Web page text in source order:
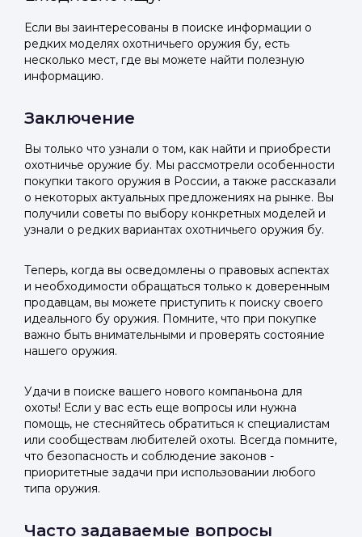
Если вы заинтересованы в поиске информации о
редких моделях охотничьего оружия бу, есть
несколько мест, где вы можете найти полезную
информацию.
Заключение
Вы только что узнали о том, как найти и приобрести
охотничье оружие бу. Мы рассмотрели особенности
покупки такого оружия в России, а также рассказали
о некоторых актуальных предложениях на рынке. Вы
получили советы по выбору конкретных моделей и
узнали о редких вариантах охотничьего оружия бу.
Теперь, когда вы осведомлены о правовых аспектах
и необходимости обращаться только к доверенным
продавцам, вы можете приступить к поиску своего
идеального бу оружия. Помните, что при покупке
важно быть внимательными и проверять состояние
нашего оружия.
Удачи в поиске вашего нового компаньона для
охоты! Если у вас есть еще вопросы или нужна
помощь, не стесняйтесь обратиться к специалистам
или сообществам любителей охоты. Всегда помните,
что безопасность и соблюдение законов -
приоритетные задачи при использовании любого
типа оружия.
Часто задаваемые вопросы